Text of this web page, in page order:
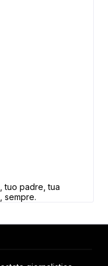
tuo padre, tua
sempre.